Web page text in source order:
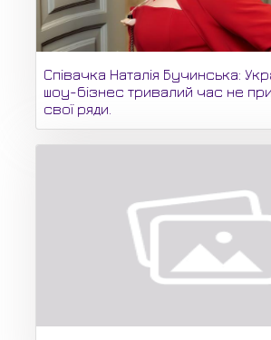
Співачка Наталія Бучинська:
шоу-бізнес тривалий час не
свої ряди.